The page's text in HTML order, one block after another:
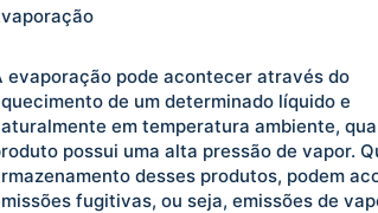
evaporação pode acontecer através do
de um determinado líquido e
em temperatura ambiente,
possui uma alta pressão de vapor.
desses produtos, podem
fugitivas, ou seja, emissões de